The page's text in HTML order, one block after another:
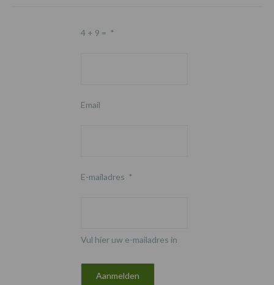
4 + 9 = *
Email
E-mailadres *
Vul hier uw e-mailadres in